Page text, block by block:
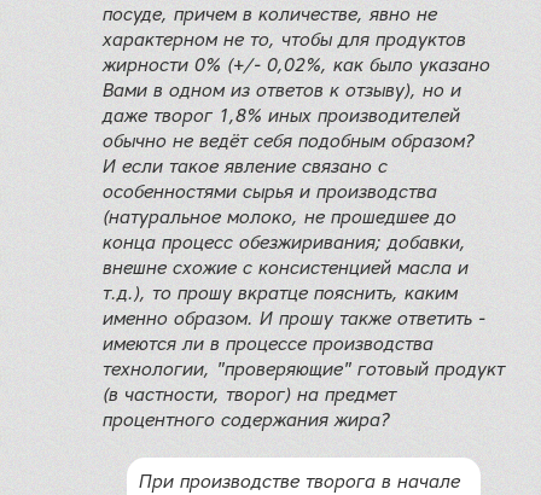
посуде, причем в количестве, явно не
характерном не то, чтобы для продуктов
жирности 0% (+/- 0,02%, как было указано
Вами в одном из ответов к отзыву), но и
даже творог 1,8% иных производителей
обычно не ведёт себя подобным образом?
И если такое явление связано с
особенностями сырья и производства
(натуральное молоко, не прошедшее до
конца процесс обезжиривания; добавки,
внешне схожие с консистенцией масла и
т.д.), то прошу вкратце пояснить, каким
именно образом. И прошу также ответить -
имеются ли в процессе производства
технологии, "проверяющие" готовый продукт
(в частности, творог) на предмет
процентного содержания жира?
При производстве творога в начале